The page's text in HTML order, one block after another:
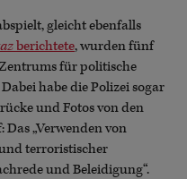
gleicht ebenfalls
berichtete, wurden fünf
für politische
habe die Polizei sogar
und Fotos von den
„Verwenden von
terroristischer
und Beleidigung“.